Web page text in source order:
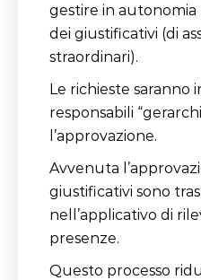
gestire in autonomia
dei giustificativi (di
straordinari).
Le richieste saranno
responsabili
l’approvazione.
Avvenuta
giustificativi sono
nell’applicativo di
presenze.
Questo processo